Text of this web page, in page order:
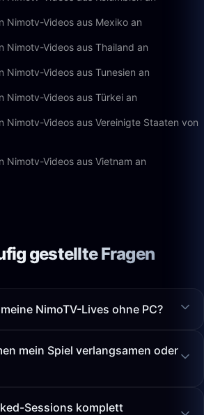
Nimotv-Videos aus Mexiko an
Nimotv-Videos aus Thailand an
Nimotv-Videos aus Tunesien an
Nimotv-Videos aus Türkei an
Nimotv-Videos aus Vereinigte Staaten von
Nimotv-Videos aus Vietnam an
gestellte Fragen
NimoTV-Lives ohne PC?
mein Spiel verlangsamen oder
Sessions komplett